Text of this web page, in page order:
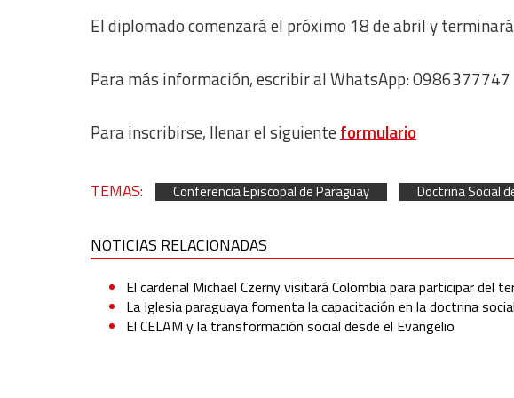
El diplomado comenzará el próximo 18 de abril y
Para más información, escribir al WhatsApp: 0986377747
Para inscribirse, llenar el siguienteformulario
TEMAS: Conferencia Episcopal de Paraguay Doctrina Social
NOTICIAS RELACIONADAS
El cardenal Michael Czerny visitará Colombia para participar del
La Iglesia paraguaya fomenta la capacitación en la doctrina social
El CELAM y la transformación social desde el Evangelio